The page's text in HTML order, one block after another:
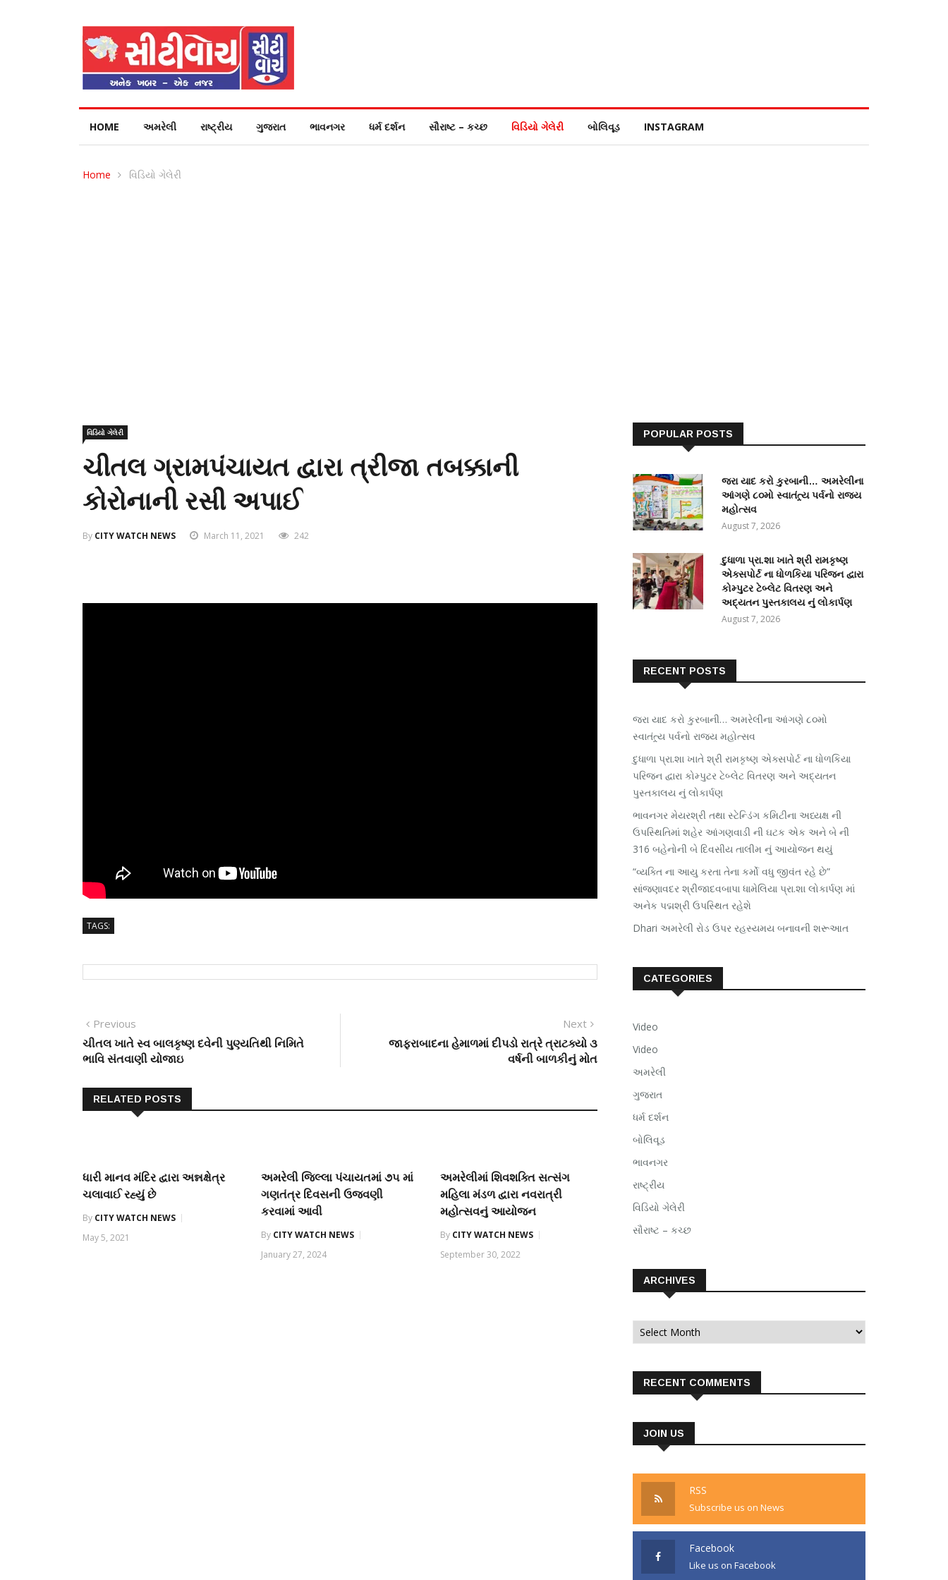
HOME અમરેલી રાષ્ટ્રીય ગુજરાત ભાવનગર ધર્મ દર્શન સૌરાષ્ટ – કચ્છ વિડિયો ગેલેરી બોલિવૂડ INSTAGRAM
Home વિડિયો ગેલેરી
વિડિયો ગેલેરી
ચીતલ ગ્રામપંચાયત દ્વારા ત્રીજા તબક્કાની
કોરોનાની રસી અપાઈ
By CITY WATCH NEWS March 11, 2021 242
TAGS:
Post
navigation
Previous
post:
ચીતલ ખાતે સ્વ બાલકૃષ્ણ દવેની પુણ્યતિથી નિમિતે
ભાવિ સંતવાણી યોજાઇ
Next
post:
જાફરાબાદના હેમાળમાં દીપડો રાત્રે ત્રાટક્યો ૩
વર્ષની બાળકીનું મોત
RELATED POSTS
ધારી માનવ મંદિર દ્વારા અન્નક્ષેત્ર
ચલાવાઈ રહ્યું છે
By CITY WATCH NEWS
May 5, 2021
અમરેલી જિલ્લા પંચાયતમાં ૭૫ માં
ગણતંત્ર દિવસની ઉજવણી
કરવામાં આવી
By CITY WATCH NEWS
January 27, 2024
અમરેલીમાં શિવશક્તિ સત્સંગ
મહિલા મંડળ દ્વારા નવરાત્રી
મહોત્સવનું આયોજન
By CITY WATCH NEWS
September 30, 2022
POPULAR POSTS
જરા યાદ કરો કુરબાની… અમરેલીના
આંગણે ૮૦મો સ્વાતંત્ર્ય પર્વનો રાજ્ય
મહોત્સવ
August 7, 2026
દુધાળા પ્રા.શા ખાતે શ્રી રામકૃષ્ણ
એક્સપોર્ટ ના ધોળકિયા પરિજન દ્વારા
કોમ્પુટર ટેબ્લેટ વિતરણ અને
અદ્યતન પુસ્તકાલય નું લોકાર્પણ
August 7, 2026
RECENT POSTS
જરા યાદ કરો કુરબાની… અમરેલીના આંગણે ૮૦મો
સ્વાતંત્ર્ય પર્વનો રાજ્ય મહોત્સવ
દુધાળા પ્રા.શા ખાતે શ્રી રામકૃષ્ણ એક્સપોર્ટ ના ધોળકિયા
પરિજન દ્વારા કોમ્પુટર ટેબ્લેટ વિતરણ અને અદ્યતન
પુસ્તકાલય નું લોકાર્પણ
ભાવનગર મેયરશ્રી તથા સ્ટેન્ડિંગ કમિટીના અધ્યક્ષ ની
ઉપસ્થિતિમાં શહેર આંગણવાડી ની ઘટક એક અને બે ની
316 બહેનોની બે દિવસીય તાલીમ નું આયોજન થયું
“વ્યક્તિ ના આયુ કરતા તેના કર્મો વધુ જીવંત રહે છે”
સાંજણાવદર શ્રીજાદવબાપા ધામેલિયા પ્રા.શા લોકાર્પણ માં
અનેક પદ્મશ્રી ઉપસ્થિત રહેશે
Dhari અમરેલી રોડ ઉપર રહસ્યમય બનાવની શરૂઆત
CATEGORIES
Video
Video
અમરેલી
ગુજરાત
ધર્મ દર્શન
બોલિવૂડ
ભાવનગર
રાષ્ટ્રીય
વિડિયો ગેલેરી
સૌરાષ્ટ – કચ્છ
ARCHIVES
Archives
RECENT COMMENTS
JOIN US
RSS
Subscribe us on News
Facebook
Like us on Facebook